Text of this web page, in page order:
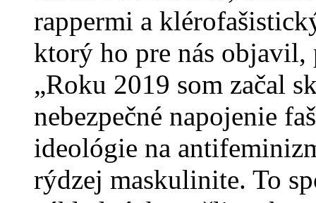
rappermi a
ktorý ho pre nás
„Roku 2019 som začal
nebezpečné napojenie
ideológie na
rýdzej maskulinite. To